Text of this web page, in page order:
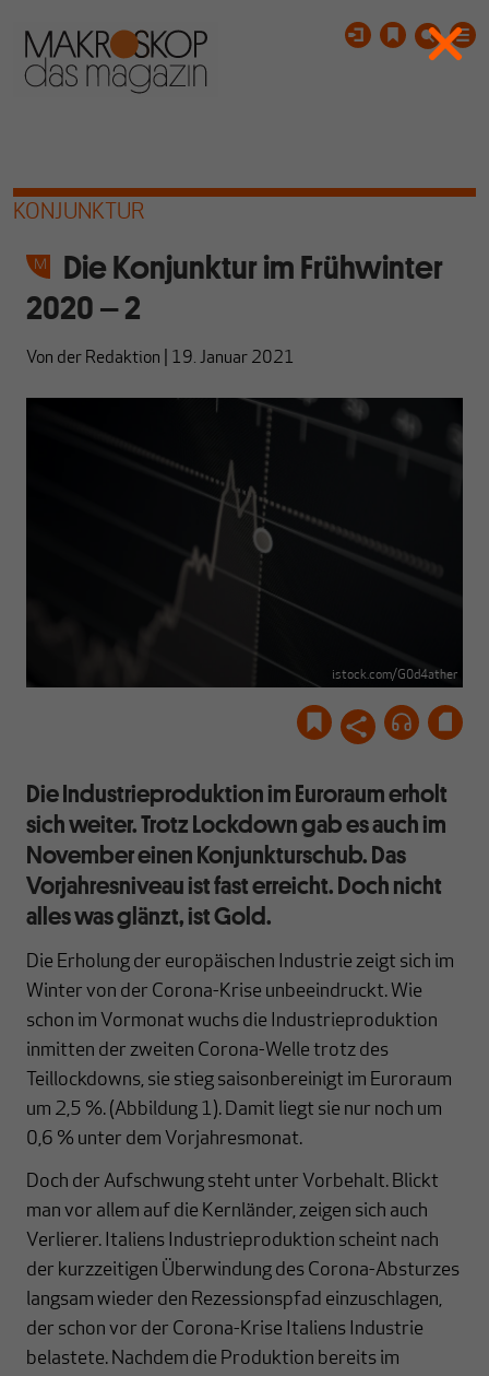
KONJUNKTUR
Die Konjunktur im Frühwinter
2020 – 2
Von der Redaktion 19. Januar 2021
istock.com/G0d4ather
Die Industrieproduktion im Euroraum erholt
sich weiter. Trotz Lockdown gab es auch im
November einen Konjunkturschub. Das
Vorjahresniveau ist fast erreicht. Doch nicht
alles was glänzt, ist Gold.
Die Erholung der europäischen Industrie zeigt sich im
Winter von der Corona-Krise unbeeindruckt. Wie
schon im Vormonat wuchs die Industrieproduktion
inmitten der zweiten Corona-Welle trotz des
Teillockdowns, sie stieg saisonbereinigt im Euroraum
um 2,5 %. (Abbildung 1). Damit liegt sie nur noch um
0,6 % unter dem Vorjahresmonat.
Doch der Aufschwung steht unter Vorbehalt. Blickt
man vor allem auf die Kernländer, zeigen sich auch
Verlierer. Italiens Industrieproduktion scheint nach
der kurzzeitigen Überwindung des Corona-Absturzes
langsam wieder den Rezessionspfad einzuschlagen,
der schon vor der Corona-Krise Italiens Industrie
belastete. Nachdem die Produktion bereits im